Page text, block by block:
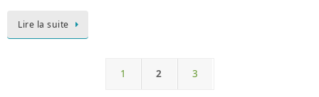
Lire la suite
1 2 3